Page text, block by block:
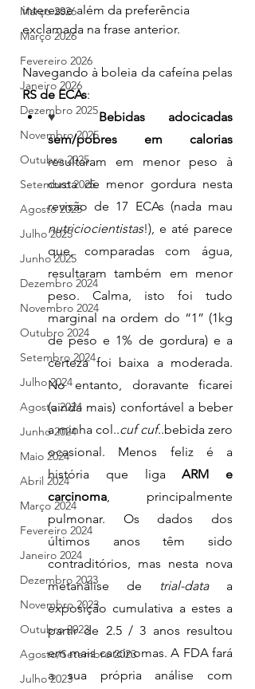
Março 2026
Março 2026
Fevereiro 2026
Janeiro 2026
Dezembro 2025
Novembro 2025
Outubro 2025
Setembro 2025
Agosto 2025
Julho 2025
Junho 2025
Dezembro 2024
Novembro 2024
Outubro 2024
Setembro 2024
Julho 2024
Agosto 2024
Junho 2024
Maio 2024
Abril 2024
Março 2024
Fevereiro 2024
Janeiro 2024
Dezembro 2023
Novembro 2023
Outubro 2023
Agosto/Setembro 2023
Julho 2023
interesse além da preferência
exclamada na frase anterior.
RS de ECAs:
♥ Bebidas adocicadas
sem/pobres em calorias
resultaram em menor peso à
custa de menor gordura nesta
nutriciocientistas!), e até parece
que, comparadas com água,
resultaram também em menor
peso. Calma, isto foi tudo
marginal na ordem do “1” (1kg
de peso e 1% de gordura) e a
certeza foi baixa a moderada.
No entanto, doravante ficarei
(ainda mais) confortável a beber
a minha col..cuf cuf..bebida zero
ocasional. Menos feliz é a
história que liga ARM e
carcinoma, principalmente
pulmonar. Os dados dos
últimos anos têm sido
contraditórios, mas nesta nova
metanálise de
trial-data a
exposição cumulativa a estes a
partir de 2.5 / 3 anos resultou
em mais carcinomas. A FDA fará